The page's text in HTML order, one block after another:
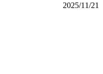
2025/11/21